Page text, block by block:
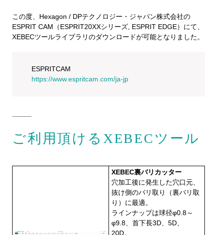
この度、Hexagon / DPテクノロジー・ジャパン株式会社の
ESPRIT CAM（ESPRIT20XXシリーズ, ESPRIT EDGE）にて、
XEBECツールライブラリのダウンロードが可能となりました。
ESPRITCAM
https://www.espritcam.com/ja-jp
ご利用頂けるXEBECツール
XEBEC裏バリカッター
穴加工後に発生した穴口元、
抜け側のバリ取り（裏バリ取
り）に最適。
ラインナップは球径φ0.8～
φ9.8、首下長3D、5D、
20D。